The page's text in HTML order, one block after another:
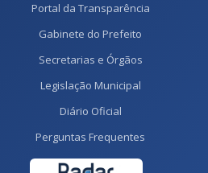
Portal da Transparência
Gabinete do Prefeito
Secretarias e Órgãos
Legislação Municipal
Diário Oficial
Perguntas Frequentes